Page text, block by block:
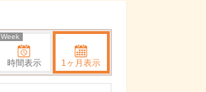
時間表示
Week
1ヶ月表示